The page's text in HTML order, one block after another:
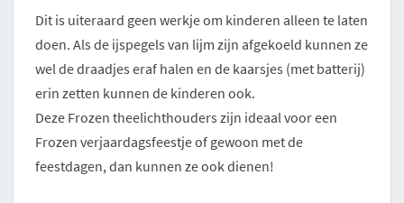
Dit is uiteraard geen werkje om kinderen alleen te laten
doen. Als de ijspegels van lijm zijn afgekoeld kunnen ze
wel de draadjes eraf halen en de kaarsjes (met batterij)
erin zetten kunnen de kinderen ook.
Deze Frozen theelichthouders zijn ideaal voor een
Frozen verjaardagsfeestje of gewoon met de
feestdagen, dan kunnen ze ook dienen!